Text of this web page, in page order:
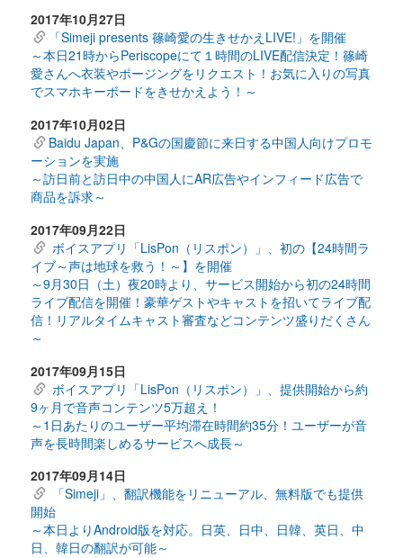
2017年10月27日
「Simeji presents 篠崎愛の生きせかえLIVE!」を開催
～本日21時からPeriscopeにて１時間のLIVE配信決定！篠崎
愛さんへ衣装やポージングをリクエスト！お気に入りの写真
でスマホキーボードをきせかえよう！～
2017年10月02日
Baidu Japan、P&Gの国慶節に来日する中国人向けプロモ
ーションを実施
～訪日前と訪日中の中国人にAR広告やインフィード広告で
商品を訴求～
2017年09月22日
ボイスアプリ「LisPon（リスポン）」、初の【24時間ラ
イブ～声は地球を救う！～】を開催
～9月30日（土）夜20時より、サービス開始から初の24時間
ライブ配信を開催！豪華ゲストやキャストを招いてライブ配
信！リアルタイムキャスト審査などコンテンツ盛りだくさん
～
2017年09月15日
ボイスアプリ「LisPon（リスポン）」、提供開始から約
9ヶ月で音声コンテンツ5万超え！
～1日あたりのユーザー平均滞在時間約35分！ユーザーが音
声を長時間楽しめるサービスへ成長～
2017年09月14日
「Simeji」、翻訳機能をリニューアル、無料版でも提供
開始
～本日よりAndroid版を対応。日英、日中、日韓、英日、中
日、韓日の翻訳が可能～